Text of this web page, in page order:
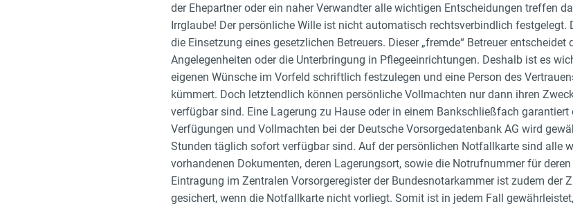
der Ehepartner oder ein naher Verwandter alle wichtigen Entscheidungen treffen
Irrglaube! Der persönliche Wille ist nicht automatisch rechtsverbindlich festgelegt.
die Einsetzung eines gesetzlichen Betreuers. Dieser „fremde“ Betreuer
Angelegenheiten oder die Unterbringung in Pflegeeinrichtungen. Deshalb ist es
eigenen Wünsche im Vorfeld schriftlich festzulegen und eine Person des
kümmert. Doch letztendlich können persönliche Vollmachten nur dann ihren
verfügbar sind. Eine Lagerung zu Hause oder in einem Bankschließfach
Verfügungen und Vollmachten bei der Deutsche Vorsorgedatenbank AG wird
Stunden täglich sofort verfügbar sind. Auf der persönlichen Notfallkarte sind alle
vorhandenen Dokumenten, deren Lagerungsort, sowie die Notrufnummer für
Eintragung im Zentralen Vorsorgeregister der Bundesnotarkammer ist zudem der
gesichert, wenn die Notfallkarte nicht vorliegt. Somit ist in jedem Fall